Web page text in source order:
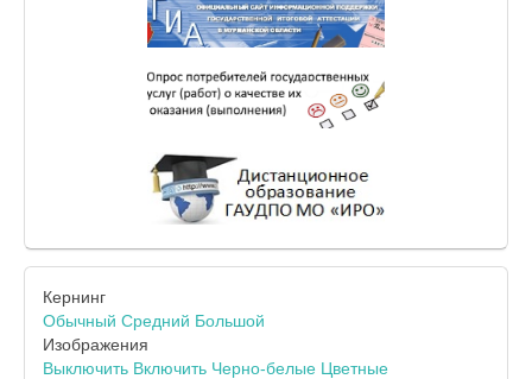
Кернинг
Обычный Средний Большой
Изображения
Выключить Включить Черно-белые Цветные